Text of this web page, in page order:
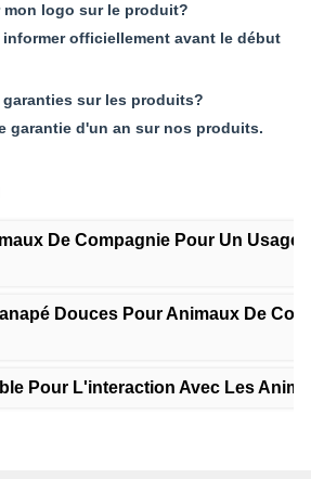
mon logo sur le produit?
officiellement avant le début
sur les produits?
garantie d'un an sur nos produits.
De Compagnie Pour Un Usage
Douces Pour Animaux De
Pour L'interaction Avec Les